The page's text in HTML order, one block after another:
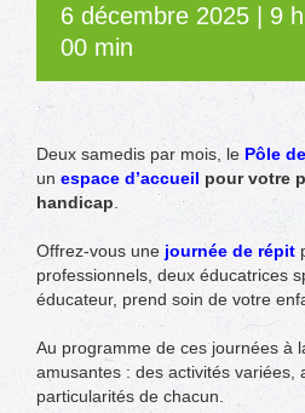
6 décembre 2025 | 9
00 min
Deux samedis par mois, le Pôle
un espace d’accueil pour votre
handicap
Offrez-vous une journée de répit
professionnels, deux éducatrices
éducateur, prend soin de votre
Au programme de ces journées à
amusantes : des activités variées,
particularités de chacun.